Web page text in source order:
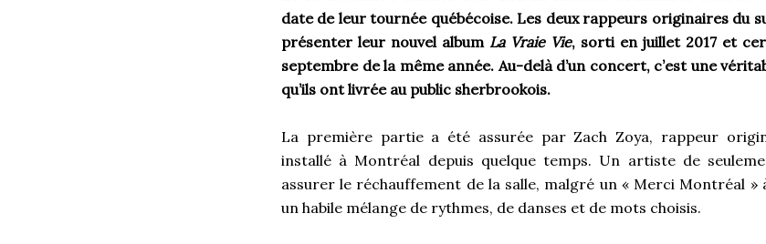
date de leur tournée québécoise. Les deux rappeurs originaires du
présenter leur nouvel album La Vraie Vie, sorti en juillet 2017 et
septembre de la même année. Au-delà d’un concert, c’est une
qu’ils ont livrée au public sherbrookois.
La première partie a été assurée par Zach Zoya, rappeur
installé à Montréal depuis quelque temps. Un artiste de
assurer le réchauffement de la salle, malgré un « Merci Montréal »
un habile mélange de rythmes, de danses et de mots choisis.